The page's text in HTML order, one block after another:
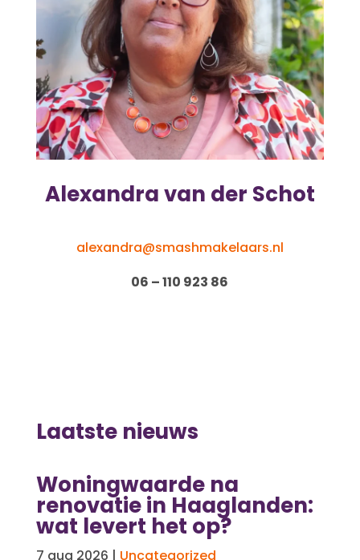
Alexandra van der Schot
alexandra@smashmakelaars.nl
06 – 110 923 86
Laatste nieuws
Woningwaarde na
renovatie in Haaglanden:
wat levert het op?
7 aug 2026 | Uncategorized